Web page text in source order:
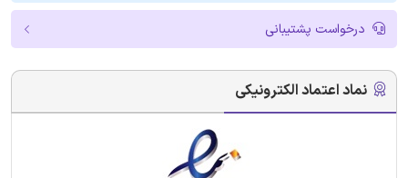
درخواست پشتیبانی
نماد اعتماد الکترونیکی